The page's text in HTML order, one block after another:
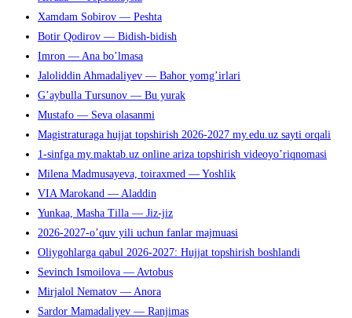
Xamdam Sobirov — Peshta
Botir Qodirov — Bidish-bidish
Imron — Ana bo’lmasa
Jaloliddin Ahmadaliyev — Bahor yomg’irlari
G’aybulla Tursunov — Bu yurak
Mustafo — Seva olasanmi
Magistraturaga hujjat topshirish 2026-2027 my.edu.uz sayti orqali
1-sinfga my.maktab.uz online ariza topshirish videoyo’riqnomasi
Milena Madmusayeva, toiraxmed — Yoshlik
VIA Marokand — Aladdin
Yunkaa, Masha Tilla — Jiz-jiz
2026-2027-o’quv yili uchun fanlar majmuasi
Oliygohlarga qabul 2026-2027: Hujjat topshirish boshlandi
Sevinch Ismoilova — Avtobus
Mirjalol Nematov — Anora
Sardor Mamadaliyev — Ranjimas